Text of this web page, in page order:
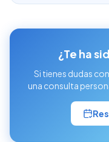
¿Te ha
Si tienes dudas
una consulta